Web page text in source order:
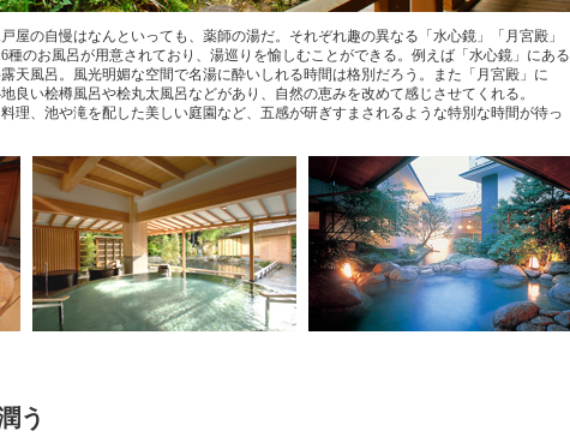
屋の自慢はなんといっても、薬師の湯だ。それぞれ趣の異なる「水心鏡」「月宮殿」
種のお風呂が用意されており、湯巡りを愉しむことができる。例えば「水心鏡」にある
天風呂。風光明媚な空間で名湯に酔いしれる時間は格別だろう。また「月宮殿」に
良い桧樽風呂や桧丸太風呂などがあり、自然の恵みを改めて感じさせてくれる。
理、池や滝を配した美しい庭園など、五感が研ぎすまされるような特別な時間が待っ
う